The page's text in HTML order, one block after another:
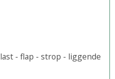
- flap - strop - liggende